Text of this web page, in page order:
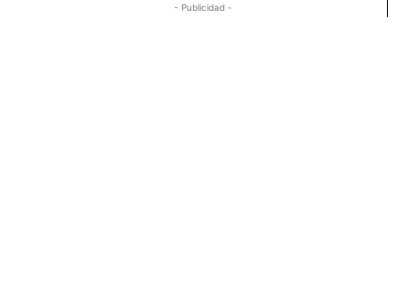
- Publicidad -